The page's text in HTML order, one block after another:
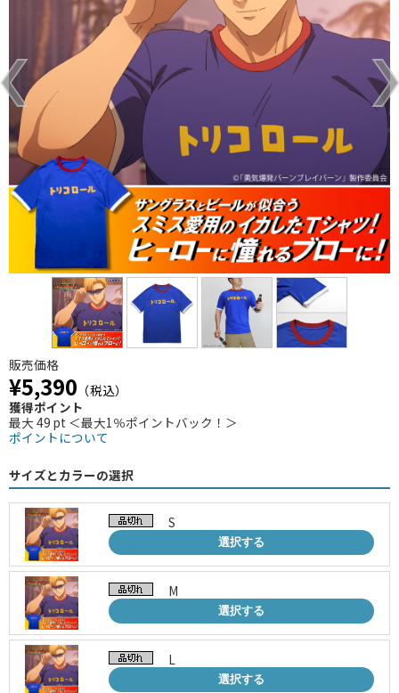
販売価格
¥5,390 （税込）
獲得ポイント
最大 49 pt ＜最大1％ポイントバック！＞
ポイントについて
サイズとカラーの選択
S
選択する
M
選択する
L
選択する